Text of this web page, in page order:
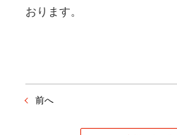
おります。
前へ